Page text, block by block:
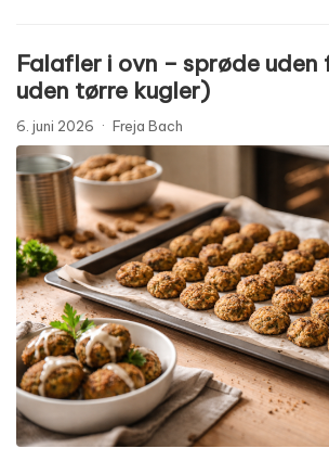
Falafler i ovn – sprøde
uden tørre kugler)
6. juni 2026 · Freja Bach